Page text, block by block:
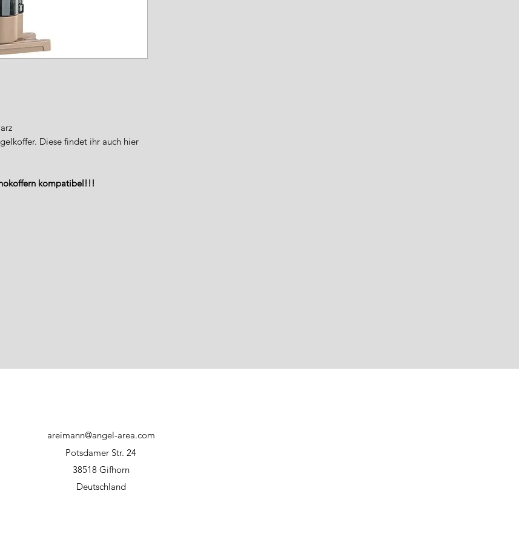
Diese findet ihr auch hier
kompatibel!!!
areimann@angel-area.com
Potsdamer Str. 24
38518 Gifhorn
Deutschland